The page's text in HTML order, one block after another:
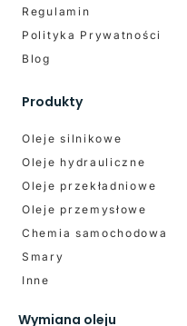
Regulamin
Polityka Prywatności
Blog
Produkty
Oleje silnikowe
Oleje hydrauliczne
Oleje przekładniowe
Oleje przemysłowe
Chemia samochodowa
Smary
Inne
Wymiana oleju